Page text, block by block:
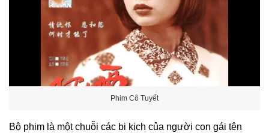
Phim Cô Tuyết
Bộ phim là một chuỗi các bi kịch của người con gái tên